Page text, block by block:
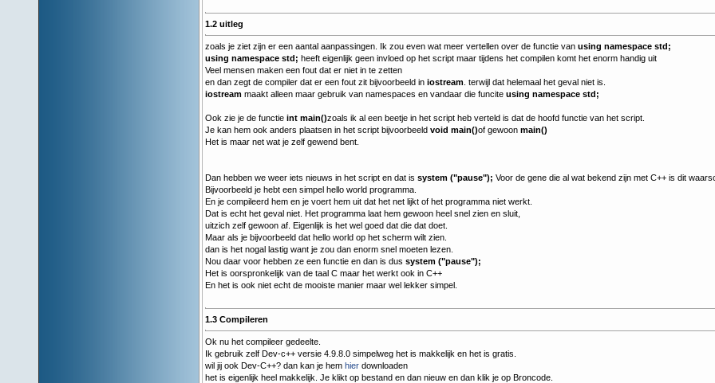
1.2 uitleg
zoals je ziet zijn er een aantal aanpassingen. Ik zou even wat meer vertellen over de functie van using namespace std;
using namespace std; heeft eigenlijk geen invloed op het script maar tijdens het compilen komt het enorm handig uit
Veel mensen maken een fout dat er niet in te zetten
en dan zegt de compiler dat er een fout zit bijvoorbeeld in iostream. terwijl dat helemaal het geval niet is.
iostreammaakt alleen maar gebruik van namespaces en vandaar die funcite using namespace std;
Ook zie je de functie int main()zoals ik al een beetje in het script heb verteld is dat de hoofd functie van het script.
Je kan hem ook anders plaatsen in het script bijvoorbeeld void main()of gewoon main()
Het is maar net wat je zelf gewend bent.
Dan hebben we weer iets nieuws in het script en dat is system ("pause"); Voor de gene die al wat bekend zijn met C++ is dit
Bijvoorbeeld je hebt een simpel hello world programma.
En je compileerd hem en je voert hem uit dat het net lijkt of het programma niet werkt.
Dat is echt het geval niet. Het programma laat hem gewoon heel snel zien en sluit,
uitzich zelf gewoon af. Eigenlijk is het wel goed dat die dat doet.
Maar als je bijvoorbeeld dat hello world op het scherm wilt zien.
dan is het nogal lastig want je zou dan enorm snel moeten lezen.
Nou daar voor hebben ze een functie en dan is dus system ("pause");
Het is oorspronkelijk van de taal C maar het werkt ook in C++
En het is ook niet echt de mooiste manier maar wel lekker simpel.
1.3 Compileren
Ok nu het compileer gedeelte.
Ik gebruik zelf Dev-c++ versie 4.9.8.0 simpelweg het is makkelijk en het is gratis.
wil jij ook Dev-C++? dan kan je hem hierdownloaden
het is eigenlijk heel makkelijk. Je klikt op bestand en dan nieuw en dan klik je op Broncode.